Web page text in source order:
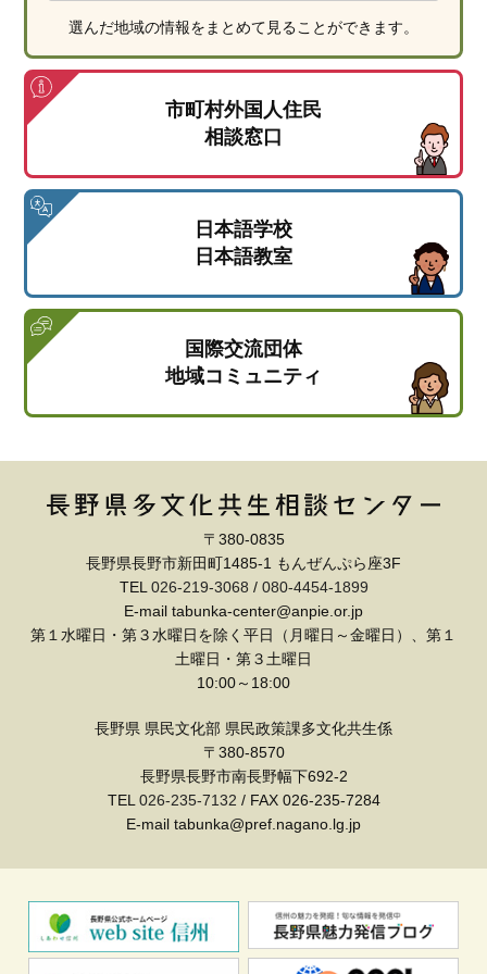
選んだ地域の情報をまとめて見ることができます。
市町村外国人住民
相談窓口
日本語学校
日本語教室
国際交流団体
地域コミュニティ
〒380-0835
長野県長野市新田町1485-1 もんぜんぷら座3F
TEL026-219-3068 / 080-4454-1899
E-mail tabunka-center@anpie.or.jp
第１水曜日・第３水曜日を除く平日（月曜日～金曜日）、第１
土曜日・第３土曜日
10:00～18:00
長野県 県民文化部 県民政策課多文化共生係
〒380-8570
長野県長野市南長野幅下692-2
TEL026-235-7132 / FAX 026-235-7284
E-mail tabunka@pref.nagano.lg.jp